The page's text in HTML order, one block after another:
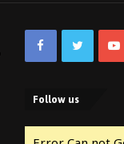
FacebookTwitter
Follow us